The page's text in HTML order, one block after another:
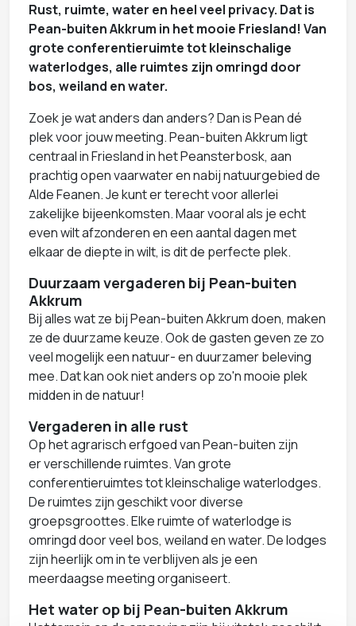
Rust, ruimte, water en heel veel privacy. Dat is
Pean-buiten Akkrum​ in het mooie Friesland! Van
grote conferentieruimte tot kleinschalige
waterlodges, alle ruimtes zijn omringd door
bos, weiland en water.
Zoek je wat anders dan anders? Dan is Pean dé
plek voor jouw meeting. Pean-buiten Akkrum ligt
centraal in Friesland in het Peansterbosk, aan
prachtig open vaarwater en nabij natuurgebied de
Alde Feanen. Je kunt er terecht voor allerlei
zakelijke bijeenkomsten. Maar vooral als je echt
even wilt afzonderen en een aantal dagen met
elkaar de diepte in wilt, is dit de perfecte plek.
Duurzaam vergaderen bij Pean-buiten
Akkrum
Bij alles wat ze bij Pean-buiten Akkrum doen, maken
ze de duurzame keuze. Ook de gasten geven ze zo
veel mogelijk een natuur- en duurzamer beleving
mee. Dat kan ook niet anders op zo'n mooie plek
midden in de natuur!
Vergaderen in alle rust
Op het agrarisch erfgoed van Pean-buiten zijn
er verschillende ruimtes. Van grote
conferentieruimtes tot kleinschalige waterlodges.
De ruimtes zijn geschikt voor diverse
groepsgroottes. Elke ruimte of waterlodge is
omringd door veel bos, weiland en water. De lodges
zijn heerlijk om in te verblijven als je een
meerdaagse meeting organiseert.
Het water op bij Pean-buiten Akkrum